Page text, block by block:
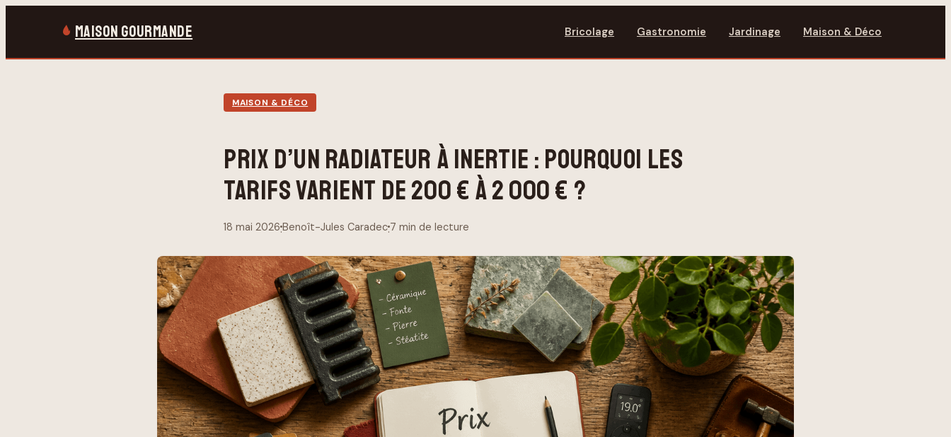
MAISON GOURMANDE Bricolage Gastronomie Jardinage Maison & Déco
MAISON & DÉCO
PRIX D’UN RADIATEUR À INERTIE : POURQUOI LES
TARIFS VARIENT DE 200 € À 2 000 € ?
18 mai 2026·Benoît-Jules Caradec·7 min de lecture